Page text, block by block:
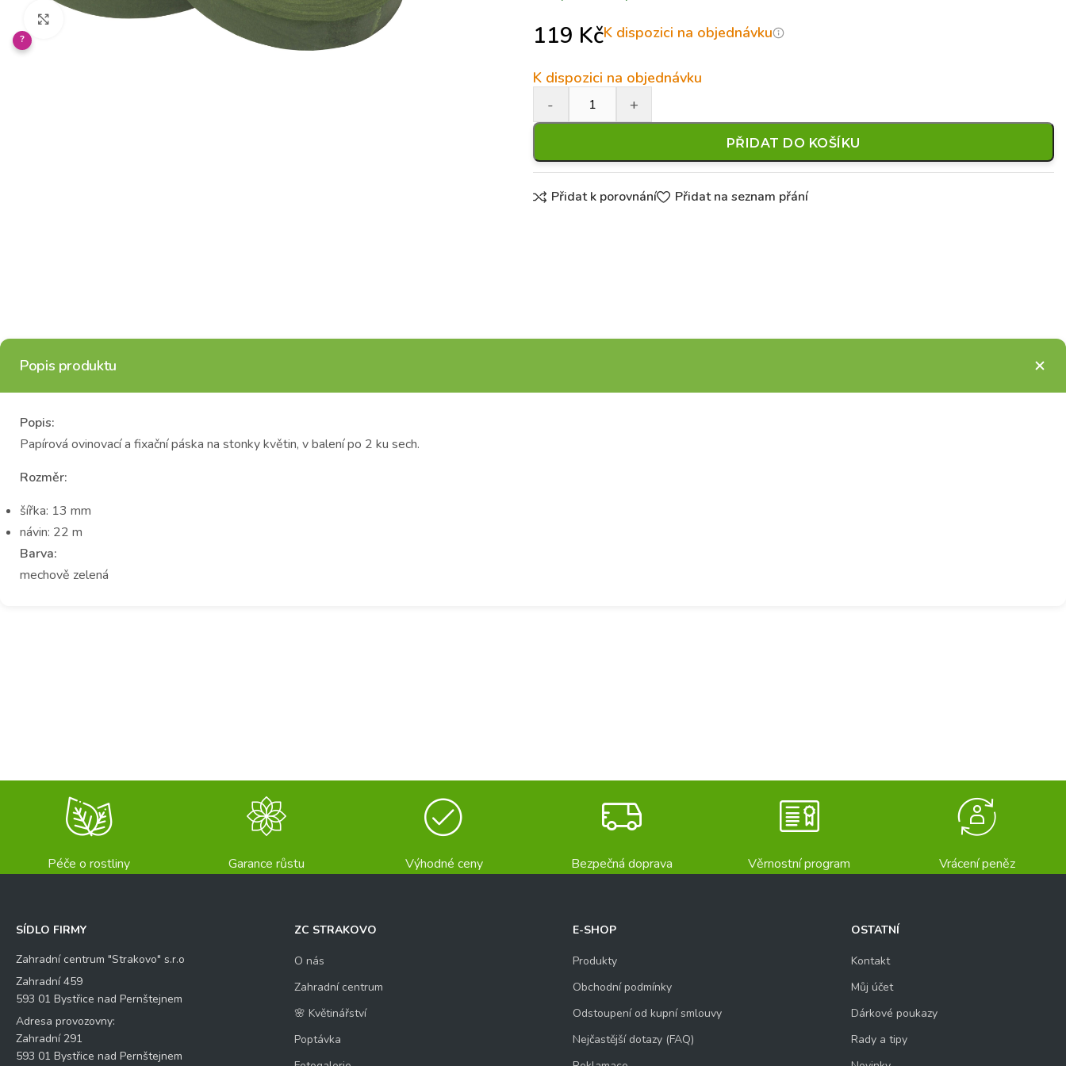
Klikněte pro zvětšení
? 119 KčK dispozici na objednávku
K dispozici na objednávku
PŘIDAT DO KOŠÍKU
Přidat k porovnání Přidat na seznam přání
Popis produktu
Popis:
Papírová ovinovací a fixační páska na stonky květin, v balení po 2 ku sech.
Rozměr:
šířka: 13 mm
návin: 22 m
Barva:
mechově zelená
Péče o rostliny Garance růstu Výhodné ceny Bezpečná doprava Věrnostní program Vrácení peněz
SÍDLO FIRMY
Zahradní centrum "Strakovo" s.r.o
Zahradní 459
593 01 Bystřice nad Pernštejnem
Adresa provozovny:
Zahradní 291
593 01 Bystřice nad Pernštejnem
ZC STRAKOVO
O nás
Zahradní centrum
🌸 Květinářství
Poptávka
E-SHOP
Produkty
Obchodní podmínky
Odstoupení od kupní smlouvy
Nejčastější dotazy (FAQ)
OSTATNÍ
Kontakt
Můj účet
Dárkové poukazy
Rady a tipy